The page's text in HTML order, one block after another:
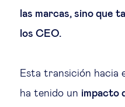
las marcas, sino que
los CEO.
Esta transición hacia
ha tenido un impacto